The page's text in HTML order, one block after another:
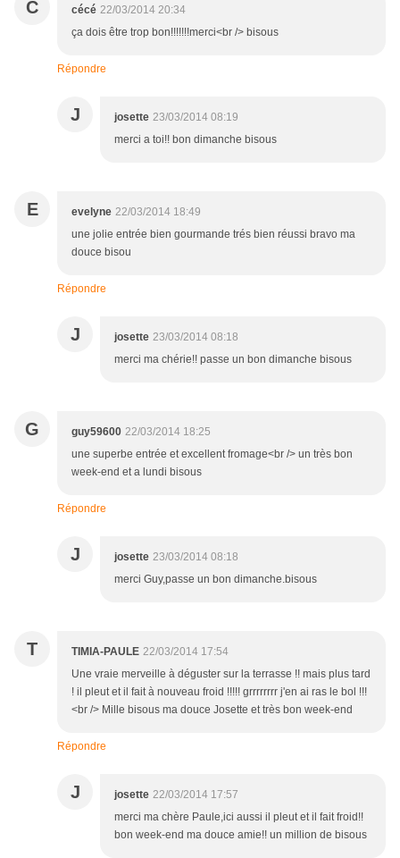
C cécé 22/03/2014 20:34
ça dois être trop bon!!!!!!!merci<br /> bisous
Répondre
J josette 23/03/2014 08:19
merci a toi!! bon dimanche bisous
E evelyne 22/03/2014 18:49
une jolie entrée bien gourmande trés bien réussi bravo ma
douce bisou
Répondre
J josette 23/03/2014 08:18
merci ma chérie!! passe un bon dimanche bisous
G guy59600 22/03/2014 18:25
une superbe entrée et excellent fromage<br /> un très bon
week-end et a lundi bisous
Répondre
J josette 23/03/2014 08:18
merci Guy,passe un bon dimanche.bisous
T TIMIA-PAULE 22/03/2014 17:54
Une vraie merveille à déguster sur la terrasse !! mais plus tard
! il pleut et il fait à nouveau froid !!!!! grrrrrrrr j'en ai ras le bol !!!
<br /> Mille bisous ma douce Josette et très bon week-end
Répondre
J josette 22/03/2014 17:57
merci ma chère Paule,ici aussi il pleut et il fait froid!!
bon week-end ma douce amie!! un million de bisous